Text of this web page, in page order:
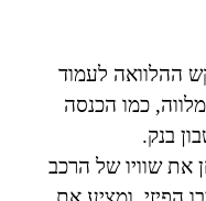
ההלוואה לעמוד
כמו הכנסה
בנק.
את שוויו של הרכב